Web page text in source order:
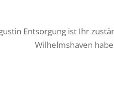
Entsorgung ist Ihr
Wilhelmshaven